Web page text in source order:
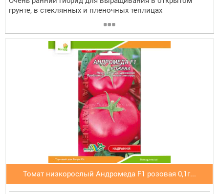
грунте, в стеклянных и пленочных теплицах
Томат низкорослый Андромеда F1 розовая 0,1г...